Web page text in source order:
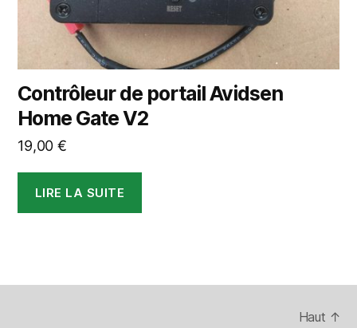
Contrôleur de portail Avidsen
Home Gate V2
19,00 €
LIRE LA SUITE
Haut ↑